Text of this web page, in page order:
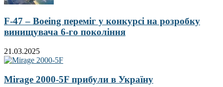
F-47 – Boeing переміг у конкурсі на розробку
винищувача 6-го покоління
21.03.2025
Mirage 2000-5F прибули в Україну